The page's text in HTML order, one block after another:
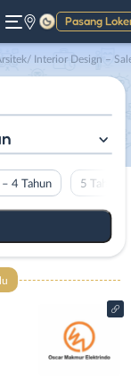
Pasang
Gelap
– Sales Marketing di PT. Oscar Makmur
4 Tahun 5 Tahun